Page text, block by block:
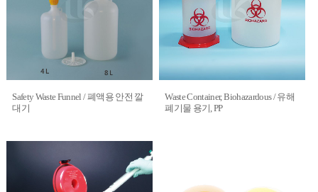
Safety Waste Funnel / 폐액용 안전 깔
대기
Waste Container, Biohazardous / 유해
폐기물 용기, PP